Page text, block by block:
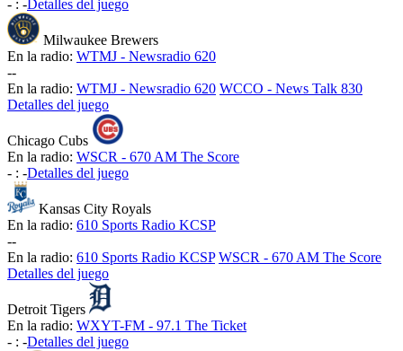
- : - Detalles del juego
Milwaukee Brewers
En la radio: WTMJ - Newsradio 620
--
En la radio: WTMJ - Newsradio 620 WCCO - News Talk 830
Detalles del juego
Chicago Cubs
En la radio: WSCR - 670 AM The Score
- : -Detalles del juego
Kansas City Royals
En la radio: 610 Sports Radio KCSP
--
En la radio: 610 Sports Radio KCSP WSCR - 670 AM The Score
Detalles del juego
Detroit Tigers
En la radio: WXYT-FM - 97.1 The Ticket
- : -Detalles del juego